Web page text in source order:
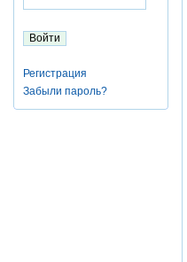
Регистрация
Забыли пароль?